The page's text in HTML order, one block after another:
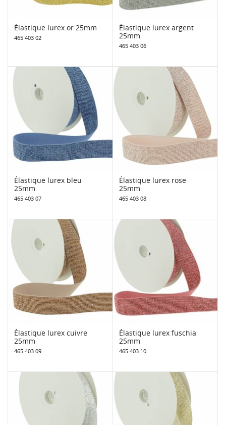
Élastique lurex or 25mm
465 403 02
Élastique lurex argent
25mm
465 403 06
Élastique lurex bleu
25mm
465 403 07
Élastique lurex rose
25mm
465 403 08
Élastique lurex cuivre
25mm
465 403 09
Élastique lurex fuschia
25mm
465 403 10